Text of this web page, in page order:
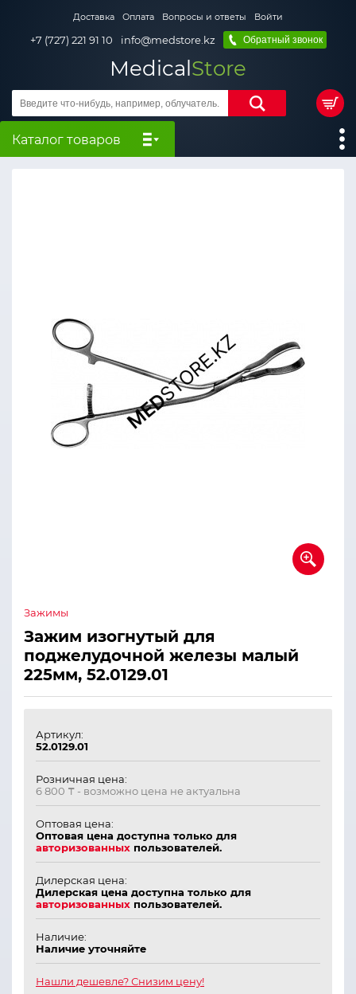
Доставка Оплата Вопросы и ответы Войти
+7 (727) 221 91 10 info@medstore.kz Обратный звонок
MedicalStore
Каталог товаров
Зажимы
Зажим изогнутый для
поджелудочной железы малый
225мм, 52.0129.01
Артикул:
52.0129.01
Розничная цена:
6 800 ₸ - возможно цена не актуальна
Оптовая цена:
Оптовая цена доступна только для
авторизованных пользователей.
Дилерская цена:
Дилерская цена доступна только для
авторизованных пользователей.
Наличие:
Наличие уточняйте
Нашли дешевле? Снизим цену!